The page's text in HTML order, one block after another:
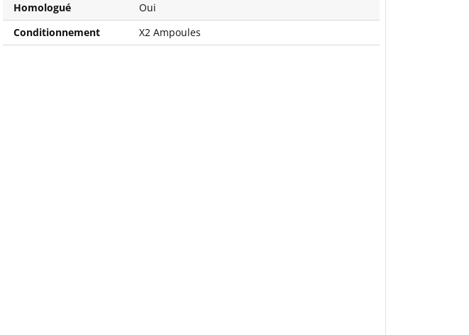
Homologué
Oui
Conditionnement
X2 Ampoules